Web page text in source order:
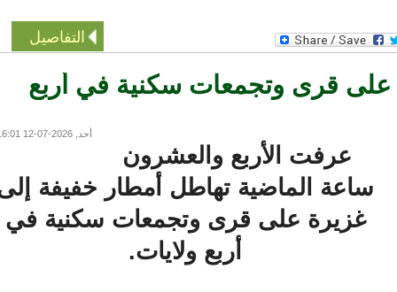
التفاصيل
قرى وتجمعات سكنية في أربع
عرفت الأربع والعشرون
ساعة الماضية تهاطل أمطار خفيفة إلى
غزيرة على قرى وتجمعات سكنية في
أربع ولايات.